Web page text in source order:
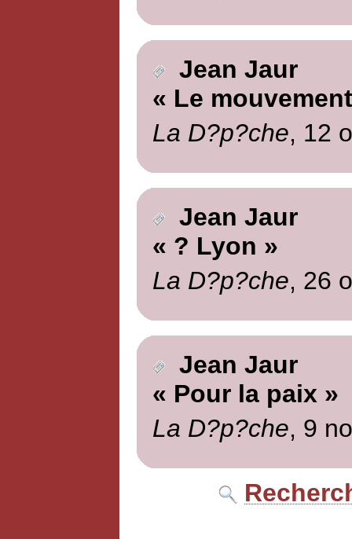
Jean Jaur
« Le
La D?p?che, 12
Jean Jaur
« ? Lyon »
La D?p?che, 26
Jean Jaur
« Pour la paix »
La D?p?che, 9